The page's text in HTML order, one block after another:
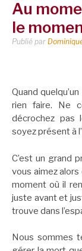
Au
le
Publié par
Quand
rien faire. Ne
décrochez pas
soyez présent à
C’est un grand
vous aimez alors
moment où il
juste avant et
trouve dans
Nous sommes